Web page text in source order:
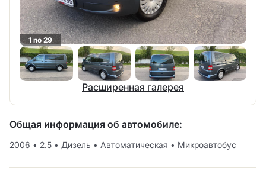
1 no 29
Расширенная галерея
Общая информация об автомобиле:
2006 • 2.5 • Дизель • Автоматическая • Микроавтобус